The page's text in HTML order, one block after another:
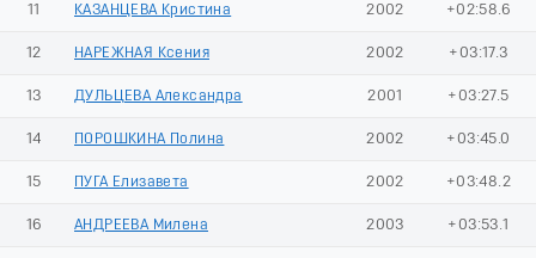
11 КАЗАНЦЕВА Кристина 2002 +02:58.6
12 НАРЕЖНАЯ Ксения 2002 +03:17.3
13 ДУЛЬЦЕВА Александра 2001 +03:27.5
14 ПОРОШКИНА Полина 2002 +03:45.0
15 ПУГА Елизавета 2002 +03:48.2
16 АНДРЕЕВА Милена 2003 +03:53.1